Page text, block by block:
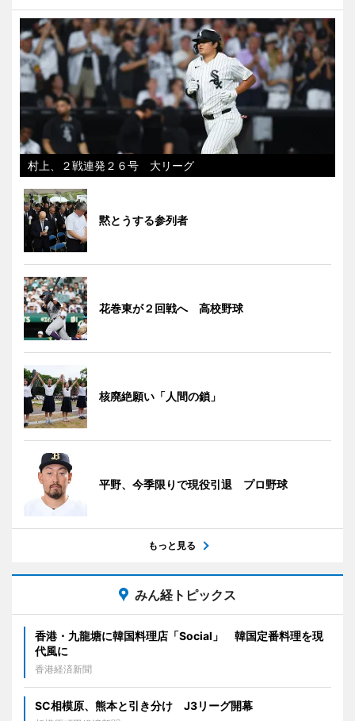
村上、２戦連発２６号 大リーグ
黙とうする参列者
花巻東が２回戦へ 高校野球
核廃絶願い「人間の鎖」
平野、今季限りで現役引退 プロ野球
もっと見る
みん経トピックス
香港・九龍塘に韓国料理店「Social」 韓国定番料理を現
代風に
香港経済新聞
SC相模原、熊本と引き分け J3リーグ開幕